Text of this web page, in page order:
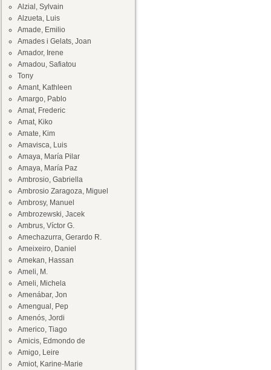
Alzial, Sylvain
Alzueta, Luis
Amade, Emilio
Amades i Gelats, Joan
Amador, Irene
Amadou, Safiatou
Tony
Amant, Kathleen
Amargo, Pablo
Amat, Frederic
Amat, Kiko
Amate, Kim
Amavisca, Luis
Amaya, María Pilar
Amaya, María Paz
Ambrosio, Gabriella
Ambrosio Zaragoza, Miguel
Ambrosy, Manuel
Ambrozewski, Jacek
Ambrus, Víctor G.
Amechazurra, Gerardo R.
Ameixeiro, Daniel
Amekan, Hassan
Ameli, M.
Ameli, Michela
Amenábar, Jon
Amengual, Pep
Amenós, Jordi
Americo, Tiago
Amicis, Edmondo de
Amigo, Leire
Amiot, Karine-Marie